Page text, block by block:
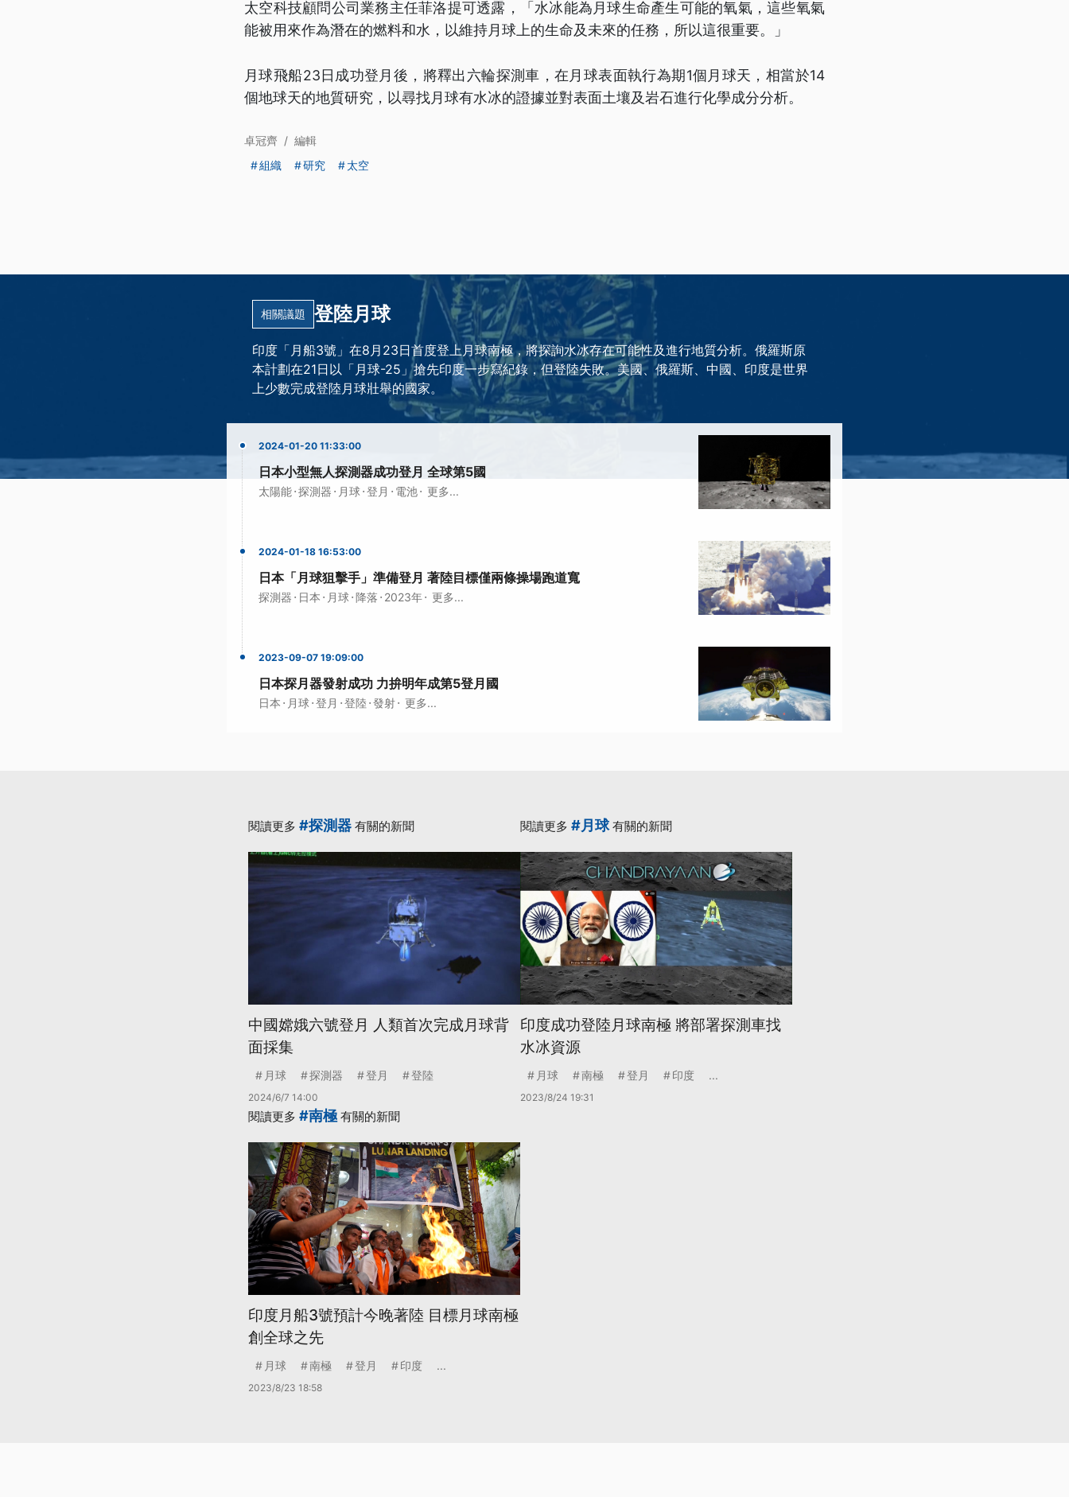
太空科技顧問公司業務主任菲洛提可透露，「水冰能為月球生命產生可能的氧氣，這些氧氣
能被用來作為潛在的燃料和水，以維持月球上的生命及未來的任務，所以這很重要。」
月球飛船23日成功登月後，將釋出六輪探測車，在月球表面執行為期1個月球天，相當於14
個地球天的地質研究，以尋找月球有水冰的證據並對表面土壤及岩石進行化學成分分析。
卓冠齊 / 編輯
組織
研究 太空
相關議題 登陸月球
印度「月船3號」在8月23日首度登上月球南極，將探詢水冰存在可能性及進行地質分析。俄羅斯原
本計劃在21日以「月球-25」搶先印度一步寫紀錄，但登陸失敗。美國、俄羅斯、中國、印度是世界
上少數完成登陸月球壯舉的國家。
2024-01-20 11:33:00
日本小型無人探測器成功登月 全球第5國
太陽能·探測器 · 月球·登月 · 電池· 更多...
2024-01-18 16:53:00
日本「月球狙擊手」準備登月 著陸目標僅兩條操場跑道寬
探測器 · 日本 · 月球·降落 · 2023年· 更多...
2023-09-07 19:09:00
日本探月器發射成功 力拚明年成第5登月國
日本 · 月球·登月 ·登陸 ·發射· 更多...
閱讀更多 #探測器 有關的新聞
中國嫦娥六號登月 人類首次完成月球背
面採集
月球 探測器 登月 登陸
2024/6/7 14:00
閱讀更多 #月球有關的新聞
印度成功登陸月球南極 將部署探測車找
水冰資源
月球 南極 登月 印度 ...
2023/8/24 19:31
閱讀更多 #南極 有關的新聞
印度月船3號預計今晚著陸 目標月球南極
創全球之先
月球 南極 登月 印度 ...
2023/8/23 18:58